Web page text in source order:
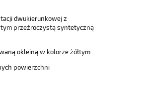
dwukierunkowej z
przeźroczystą syntetyczną
okleiną w kolorze żółtym
powierzchni